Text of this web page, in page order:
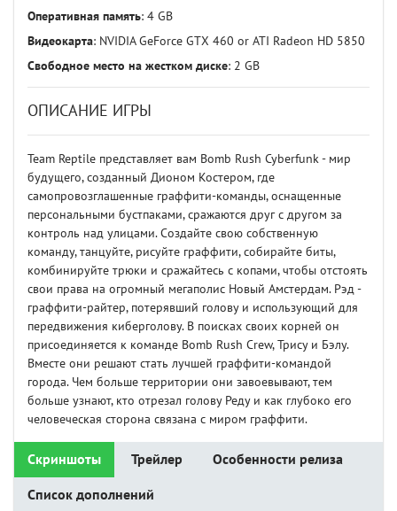
Оперативная память: 4 GB
Видеокарта: NVIDIA GeForce GTX 460 or ATI Radeon HD 5850
Свободное место на жестком диске: 2 GB
ОПИСАНИЕ ИГРЫ
Team Reptile представляет вам Bomb Rush Cyberfunk - мир
будущего, созданный Дионом Костером, где
самопровозглашенные граффити-команды, оснащенные
персональными бустпаками, сражаются друг с другом за
контроль над улицами. Создайте свою собственную
команду, танцуйте, рисуйте граффити, собирайте биты,
комбинируйте трюки и сражайтесь с копами, чтобы отстоять
свои права на огромный мегаполис Новый Амстердам. Рэд -
граффити-райтер, потерявший голову и использующий для
передвижения киберголову. В поисках своих корней он
присоединяется к команде Bomb Rush Crew, Трису и Бэлу.
Вместе они решают стать лучшей граффити-командой
города. Чем больше территории они завоевывают, тем
больше узнают, кто отрезал голову Реду и как глубоко его
человеческая сторона связана с миром граффити.
Скриншоты Трейлер Особенности релиза
Список дополнений